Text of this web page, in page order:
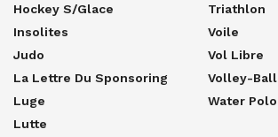
Hockey S/glace
Insolites
Judo
La Lettre Du Sponsoring
Luge
Lutte
Triathlon
Voile
Vol Libre
Volley-Ball
Water Polo